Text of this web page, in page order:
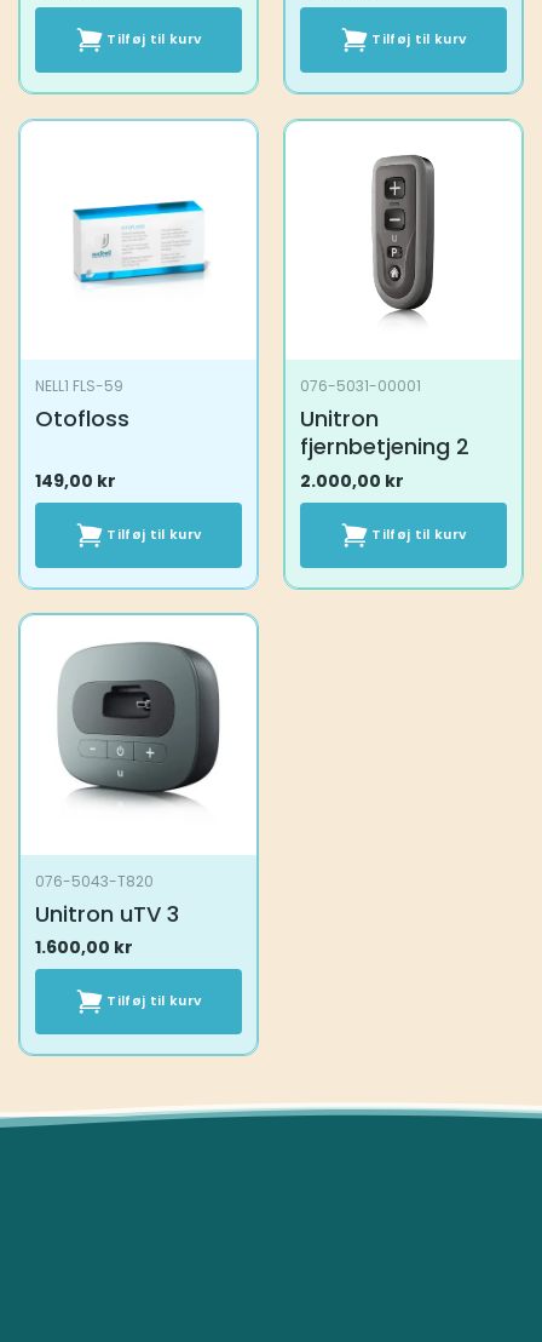
Tilføj til kurv Tilføj til kurv
NELL1 FLS-59
Otofloss
149,00 kr
Tilføj til kurv
076-5031-00001
Unitron
fjernbetjening 2
2.000,00 kr
Tilføj til kurv
076-5043-T820
Unitron uTV 3
1.600,00 kr
Tilføj til kurv